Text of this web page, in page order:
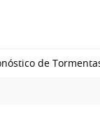
de